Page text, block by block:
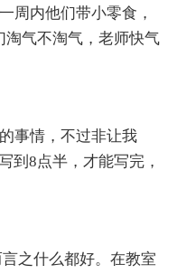
内他们带小零食，
淘气不淘气，老师快气
事情，不过非让我
到8点半，才能写完，
之什么都好。在教室